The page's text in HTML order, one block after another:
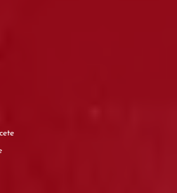
Albacete